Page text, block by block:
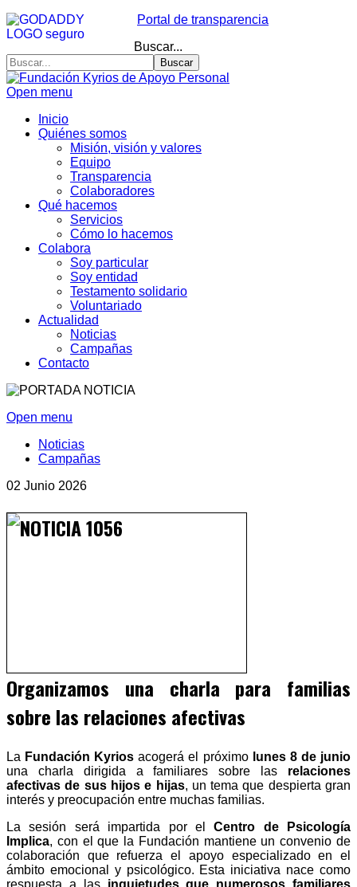
Portal de transparencia
Buscar...
Buscar
Open menu
Inicio
Quiénes somos
Misión, visión y valores
Equipo
Transparencia
Colaboradores
Qué hacemos
Servicios
Cómo lo hacemos
Colabora
Soy particular
Soy entidad
Testamento solidario
Voluntariado
Actualidad
Noticias
Campañas
Contacto
Open menu
Noticias
Campañas
02 Junio 2026
Organizamos una charla para familias
sobre las relaciones afectivas
La Fundación Kyrios acogerá el próximo lunes 8 de junio
una charla dirigida a familiares sobre las relaciones
afectivas de sus hijos e hijas, un tema que despierta gran
interés y preocupación entre muchas familias.
La sesión será impartida por elCentro de Psicología
Implica, con el que la Fundación mantiene un convenio de
colaboración que refuerza el apoyo especializado en el
ámbito emocional y psicológico. Esta iniciativa nace como
respuesta a las inquietudes que numerosos familiares